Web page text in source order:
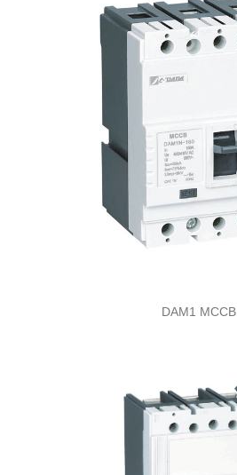
DAM1 MCCB